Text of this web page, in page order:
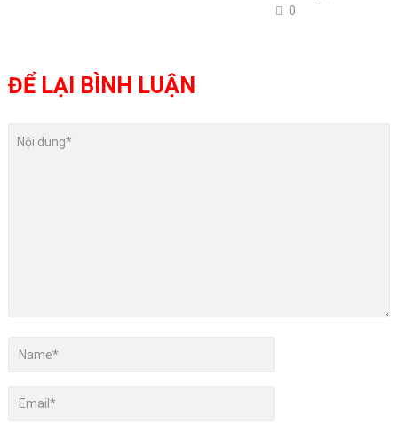
0
ĐỂ LẠI BÌNH LUẬN